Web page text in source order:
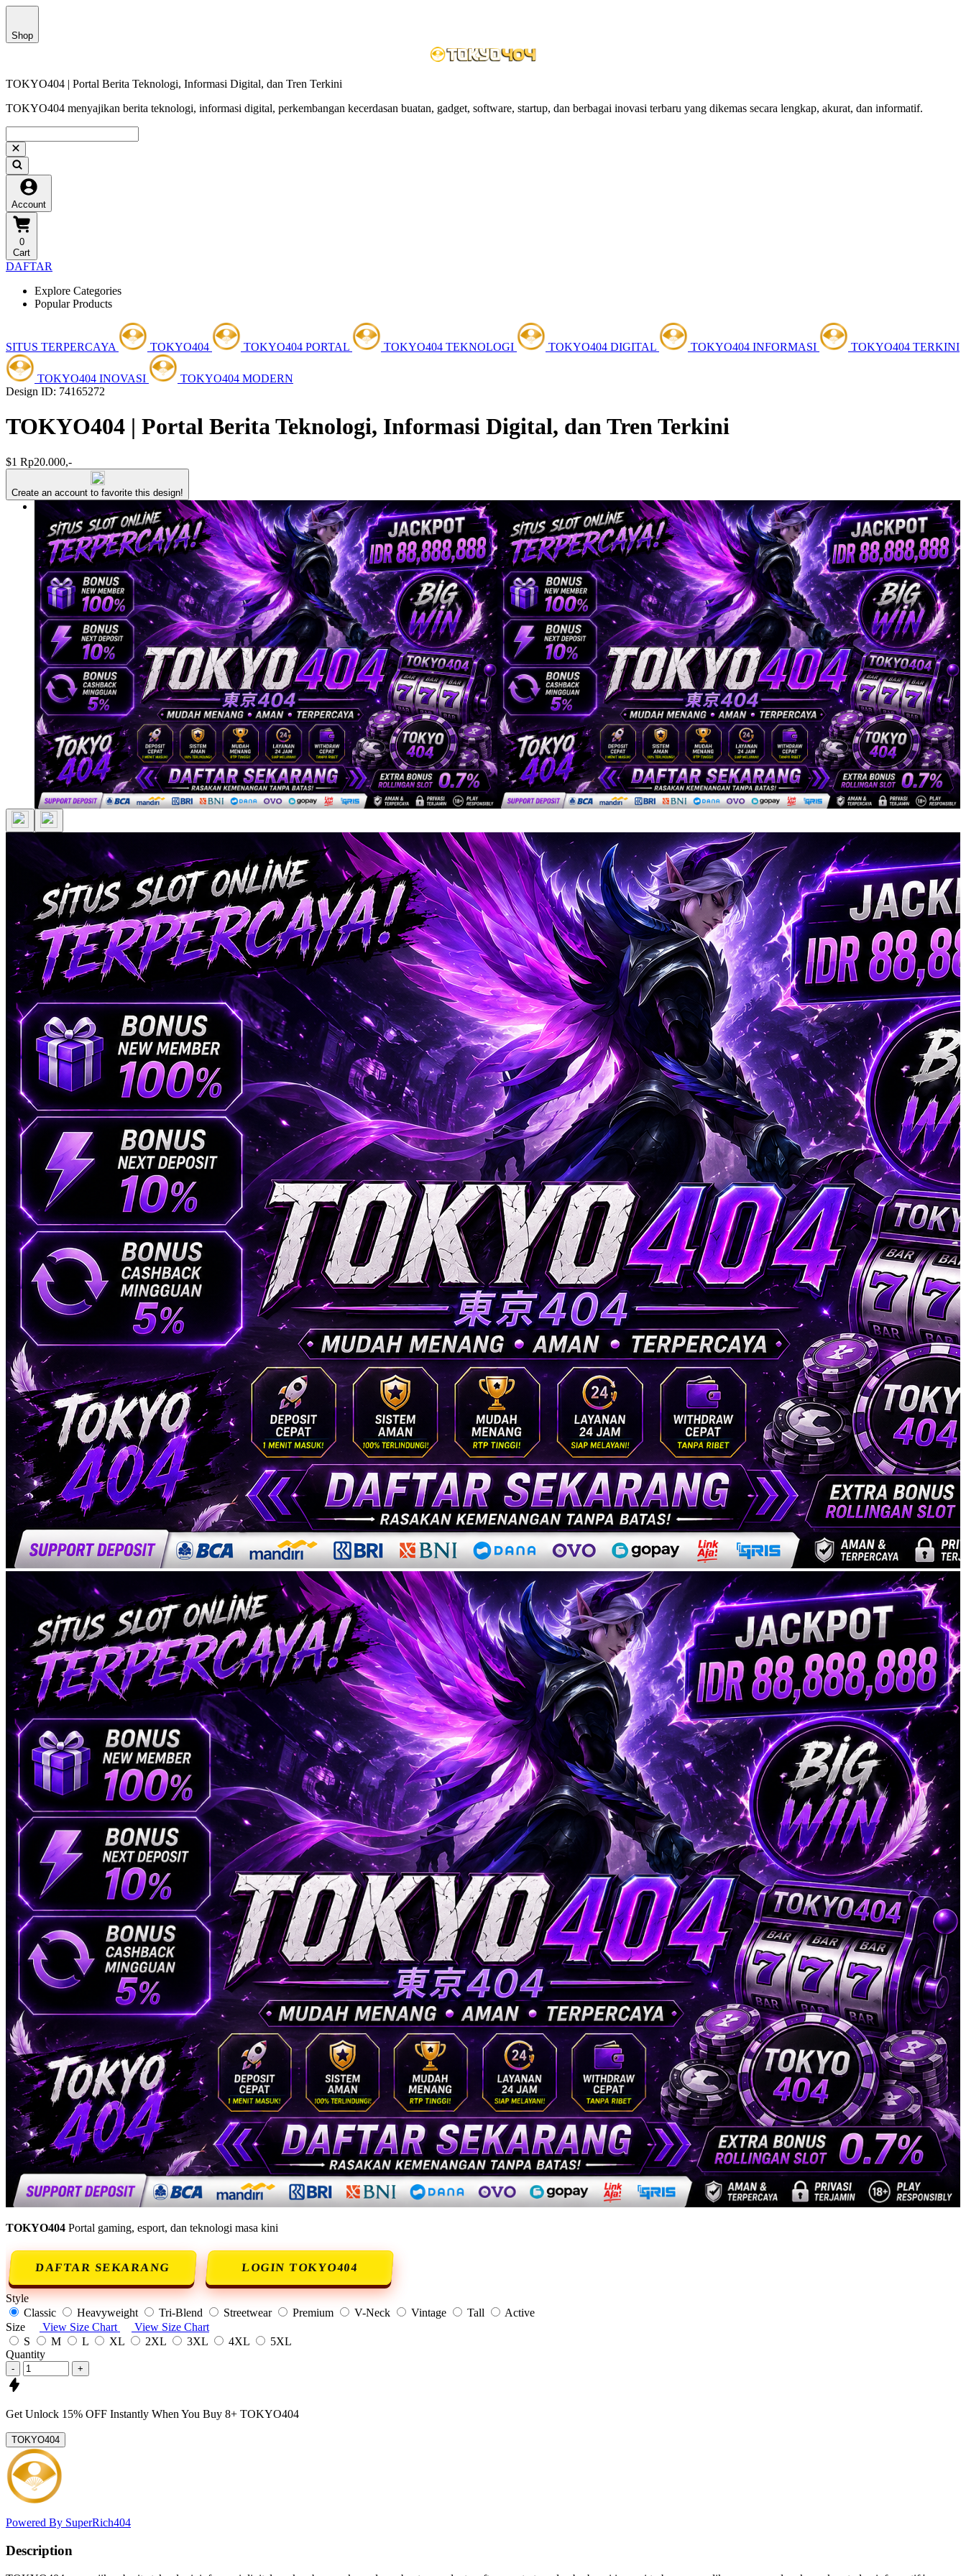
Shop
TOKYO404 | Portal Berita Teknologi, Informasi Digital, dan Tren Terkini
TOKYO404 menyajikan berita teknologi, informasi digital, perkembangan kecerdasan buatan, gadget, software, startup, dan berbagai inovasi terbaru yang dikemas secara lengkap, akurat, dan informatif.
Account
0
Cart
DAFTAR
Explore Categories
Popular Products
SITUS TERPERCAYA TOKYO404 TOKYO404 PORTAL TOKYO404 TEKNOLOGI TOKYO404 DIGITAL TOKYO404 INFORMASI TOKYO404 TERKINI
TOKYO404 INOVASI
TOKYO404 MODERN
Design ID: 74165272
TOKYO404 | Portal Berita Teknologi, Informasi Digital, dan Tren Terkini
$1 Rp20.000,-
Create an account to favorite this design!
TOKYO404 Portal gaming, esport, dan teknologi masa kini
DAFTAR SEKARANG LOGIN TOKYO404
Style
Classic
Heavyweight Tri-Blend Streetwear Premium V-Neck Vintage Tall
Active
Size
View Size Chart
View Size Chart
S
M L XL 2XL 3XL 4XL
5XL
Quantity
- +
Get Unlock 15% OFF Instantly When You Buy 8+ TOKYO404
TOKYO404
Powered By SuperRich404
Description